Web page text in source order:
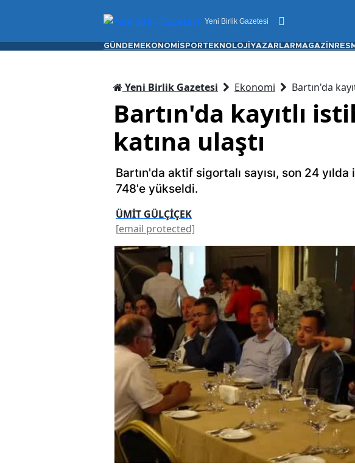
Yeni Birlik Gazetesi
GÜNDEM EKONOMİ SPORTEKNOLOJİ YAZARLAR MAGAZİN
Yeni Birlik Gazetesi Ekonomi Bartın'da
Bartın'da kayıtlı
katına ulaştı
Bartın'da aktif sigortalı sayısı, son 24
748'e yükseldi.
ÜMİT GÜLÇİÇEK
[email protected]